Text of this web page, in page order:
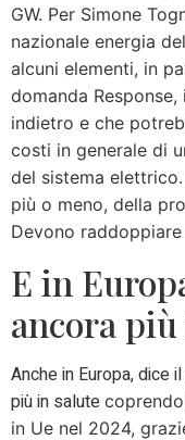
GW. Per Simone
nazionale energia
alcuni elementi, in
domanda
indietro e che
costi in generale di
del sistema
più o meno, della
Devono raddoppiare
E in
ancora
Anche in Europa, dice
più in salute
in Ue nel 2024,